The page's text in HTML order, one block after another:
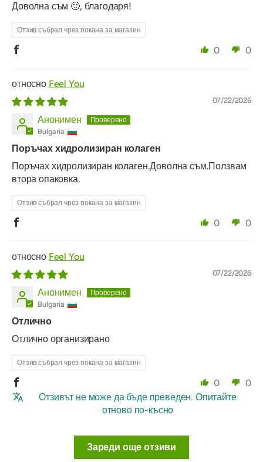
Доволна съм 🙂, благодаря!
Отзив събрал чрез покана за магазин
0 0
Feel You
07/22/2026
Анонимен
Bulgaria
Поръчах хидролизиран колаген
Поръчах хидролизиран колаген.Доволна съм.Ползвам
втора опаковка.
Отзив събрал чрез покана за магазин
0 0
Feel You
07/22/2026
Анонимен
Bulgaria
Отлично
Отлично организирано
Отзив събрал чрез покана за магазин
0
0
Отзивът не може да бъде преведен. Опитайте
отново по-късно
Зареди още отзиви